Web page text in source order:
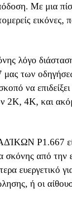
Με μια
λόγο
μας των
να
4K, και
P1.667
από την
ευεργετικό
ή οι